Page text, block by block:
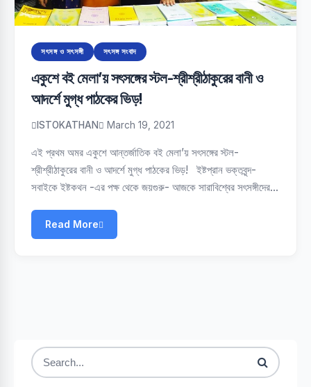
সৎসঙ্গ ও সৎসঙ্গী সৎসঙ্গ সংবাদ
একুশে বই মেলা’য় সৎসঙ্গের স্টল-শ্রীশ্রীঠাকুরের বানী ও
আদর্শে মুগ্ধ পাঠকের ভিড়!
ISTOKATHAN March 19, 2021
এই প্রথম অমর একুশে আন্তর্জাতিক বই মেলা’য় সৎসঙ্গের স্টল-
শ্রীশ্রীঠাকুরের বানী ও আদর্শে মুগ্ধ পাঠকের ভিড়! ইষ্টপ্রান ভক্তবৃন্দ-
সবাইকে ইষ্টকথন -এর পক্ষ থেকে জয়গুরু- আজকে সারাবিশ্বের সৎসঙ্গীদের…
Read More
Search